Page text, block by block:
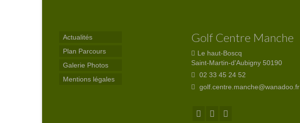
Actualités
Plan Parcours
Galerie Photos
Mentions légales
Golf Centre Manche
Le haut-Boscq
Saint-Martin-d'Aubigny 50190
02 33 45 24 52
golf.centre.manche@wanadoo.fr